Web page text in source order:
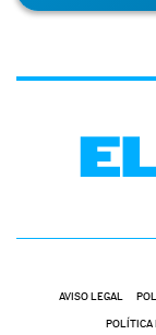
AVISO LEGAL
POLÍTICA